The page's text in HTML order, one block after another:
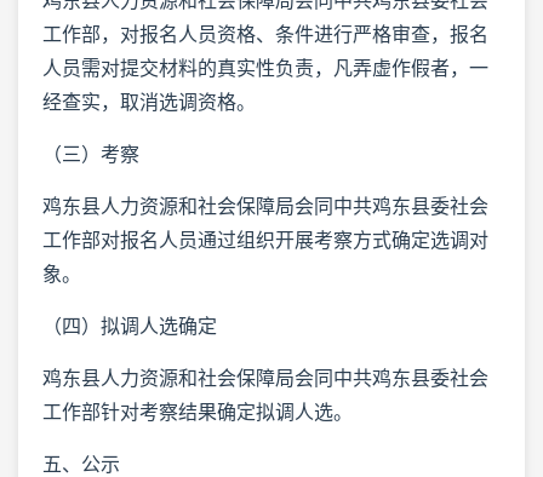
工作部，对报名人员资格、条件进行严格审查，报名
人员需对提交材料的真实性负责，凡弄虚作假者，一
经查实，取消选调资格。
（三）考察
鸡东县人力资源和社会保障局会同中共鸡东县委社会
工作部对报名人员通过组织开展考察方式确定选调对
象。
（四）拟调人选确定
鸡东县人力资源和社会保障局会同中共鸡东县委社会
工作部针对考察结果确定拟调人选。
五、公示